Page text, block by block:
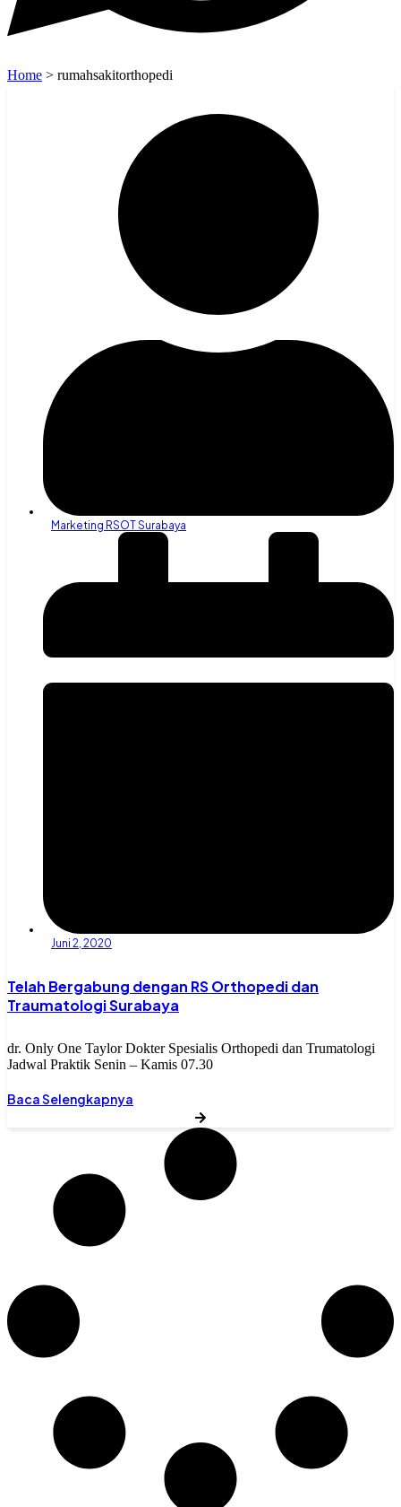
Home > rumahsakitorthopedi
Marketing RSOT Surabaya
Juni 2, 2020
Telah Bergabung dengan RS Orthopedi dan
Traumatologi Surabaya
dr. Only One Taylor Dokter Spesialis Orthopedi dan Trumatologi
Jadwal Praktik Senin – Kamis 07.30
Baca Selengkapnya